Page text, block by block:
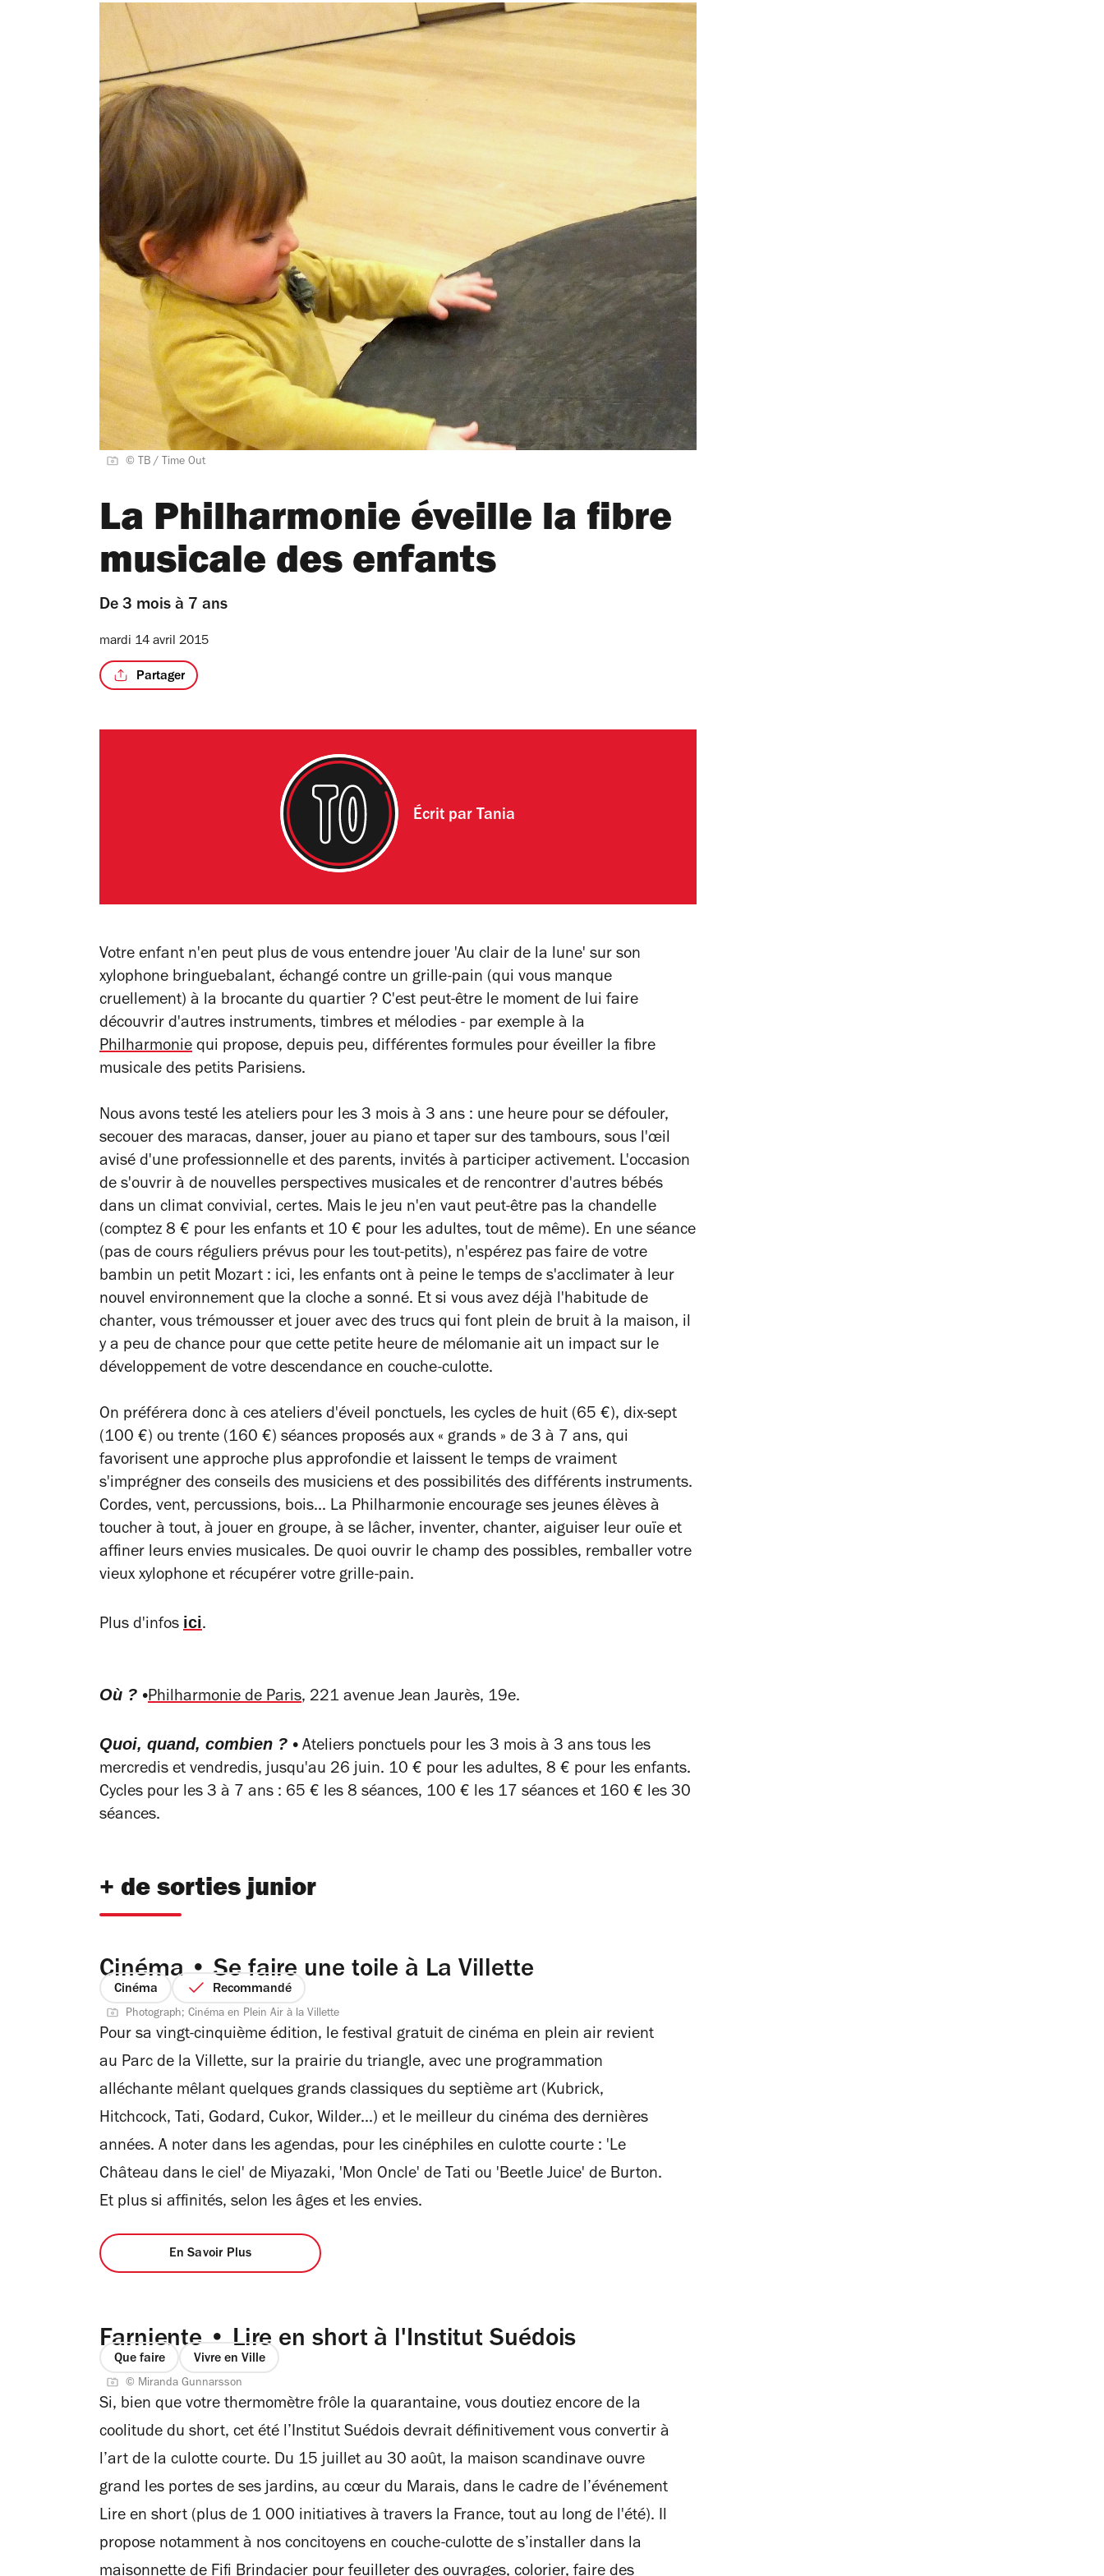
© TB / Time Out
La Philharmonie éveille la fibre
musicale des enfants
De 3 mois à 7 ans
mardi 14 avril 2015
Partager
Écrit par Tania
Votre enfant n'en peut plus de vous entendre jouer 'Au clair de la lune' sur son
xylophone bringuebalant, échangé contre un grille-pain (qui vous manque
cruellement) à la brocante du quartier ? C'est peut-être le moment de lui faire
découvrir d'autres instruments, timbres et mélodies - par exemple à la
Philharmonie qui propose, depuis peu, différentes formules pour éveiller la fibre
musicale des petits Parisiens.
Nous avons testé les ateliers pour les 3 mois à 3 ans : une heure pour se défouler,
secouer des maracas, danser, jouer au piano et taper sur des tambours, sous l'œil
avisé d'une professionnelle et des parents, invités à participer activement. L'occasion
de s'ouvrir à de nouvelles perspectives musicales et de rencontrer d'autres bébés
dans un climat convivial, certes. Mais le jeu n'en vaut peut-être pas la chandelle
(comptez 8 € pour les enfants et 10 € pour les adultes, tout de même). En une séance
(pas de cours réguliers prévus pour les tout-petits), n'espérez pas faire de votre
bambin un petit Mozart : ici, les enfants ont à peine le temps de s'acclimater à leur
nouvel environnement que la cloche a sonné. Et si vous avez déjà l'habitude de
chanter, vous trémousser et jouer avec des trucs qui font plein de bruit à la maison, il
y a peu de chance pour que cette petite heure de mélomanie ait un impact sur le
développement de votre descendance en couche-culotte.
On préférera donc à ces ateliers d'éveil ponctuels, les cycles de huit (65 €), dix-sept
(100 €) ou trente (160 €) séances proposés aux « grands » de 3 à 7 ans, qui
favorisent une approche plus approfondie et laissent le temps de vraiment
s'imprégner des conseils des musiciens et des possibilités des différents instruments.
Cordes, vent, percussions, bois... La Philharmonie encourage ses jeunes élèves à
toucher à tout, à jouer en groupe, à se lâcher, inventer, chanter, aiguiser leur ouïe et
affiner leurs envies musicales. De quoi ouvrir le champ des possibles, remballer votre
vieux xylophone et récupérer votre grille-pain.
Plus d'infos ici.
Où ? •Philharmonie de Paris, 221 avenue Jean Jaurès, 19e.
Quoi, quand, combien ? • Ateliers ponctuels pour les 3 mois à 3 ans tous les
mercredis et vendredis, jusqu'au 26 juin. 10 € pour les adultes, 8 € pour les enfants.
Cycles pour les 3 à 7 ans : 65 € les 8 séances, 100 € les 17 séances et 160 € les 30
séances.
+ de sorties junior
Cinéma • Se faire une toile à La Villette
Cinéma Recommandé
Photograph; Cinéma en Plein Air à la Villette
Pour sa vingt-cinquième édition, le festival gratuit de cinéma en plein air revient
au Parc de la Villette, sur la prairie du triangle, avec une programmation
alléchante mêlant quelques grands classiques du septième art (Kubrick,
Hitchcock, Tati, Godard, Cukor, Wilder...) et le meilleur du cinéma des dernières
années. A noter dans les agendas, pour les cinéphiles en culotte courte : 'Le
Château dans le ciel' de Miyazaki, 'Mon Oncle' de Tati ou 'Beetle Juice' de Burton.
Et plus si affinités, selon les âges et les envies.
En Savoir Plus
Farniente • Lire en short à l'Institut Suédois
Que faire Vivre en Ville
© Miranda Gunnarsson
Si, bien que votre thermomètre frôle la quarantaine, vous doutiez encore de la
coolitude du short, cet été l’Institut Suédois devrait définitivement vous convertir à
l’art de la culotte courte. Du 15 juillet au 30 août, la maison scandinave ouvre
grand les portes de ses jardins, au cœur du Marais, dans le cadre de l’événement
Lire en short (plus de 1 000 initiatives à travers la France, tout au long de l'été). Il
propose notamment à nos concitoyens en couche-culotte de s’installer dans la